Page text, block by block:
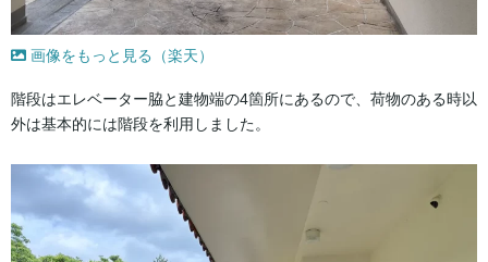
画像をもっと見る（楽天）
階段はエレベーター脇と建物端の4箇所にあるので、荷物のある時以
外は基本的には階段を利用しました。